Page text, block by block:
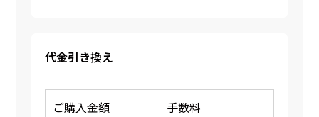
代金引き換え
ご購入金額 手数料